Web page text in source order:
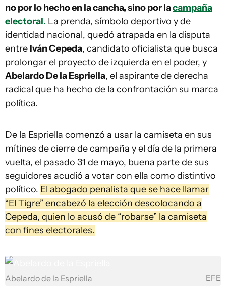
no por lo hecho en la cancha, sino por lacampaña
electoral. La prenda, símbolo deportivo y de
identidad nacional, quedó atrapada en la disputa
entre Iván Cepeda, candidato oficialista que busca
prolongar el proyecto de izquierda en el poder, y
Abelardo De la Espriella, el aspirante de derecha
radical que ha hecho de la confrontación su marca
política.
De la Espriella comenzó a usar la camiseta en sus
mítines de cierre de campaña y el día de la primera
vuelta, el pasado 31 de mayo, buena parte de sus
seguidores acudió a votar con ella como distintivo
político. El abogado penalista que se hace llamar
“El Tigre” encabezó la elección descolocando a
Cepeda, quien lo acusó de “robarse” la camiseta
con fines electorales.
Abelardo de la Espriella EFE